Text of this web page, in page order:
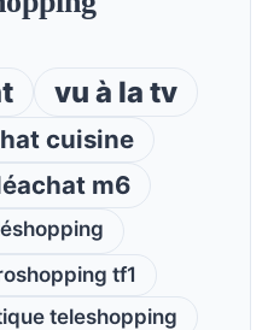
vu à la tv
cuisine
m6
tf1
teleshopping